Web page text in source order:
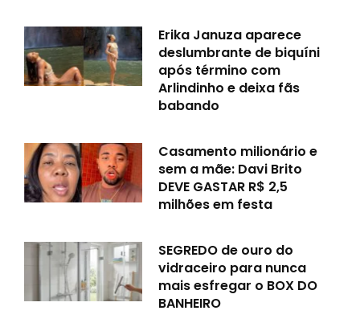
Erika Januza aparece
deslumbrante de biquíni
após término com
Arlindinho e deixa fãs
babando
Casamento milionário e
sem a mãe: Davi Brito
DEVE GASTAR R$ 2,5
milhões em festa
SEGREDO de ouro do
vidraceiro para nunca
mais esfregar o BOX DO
BANHEIRO